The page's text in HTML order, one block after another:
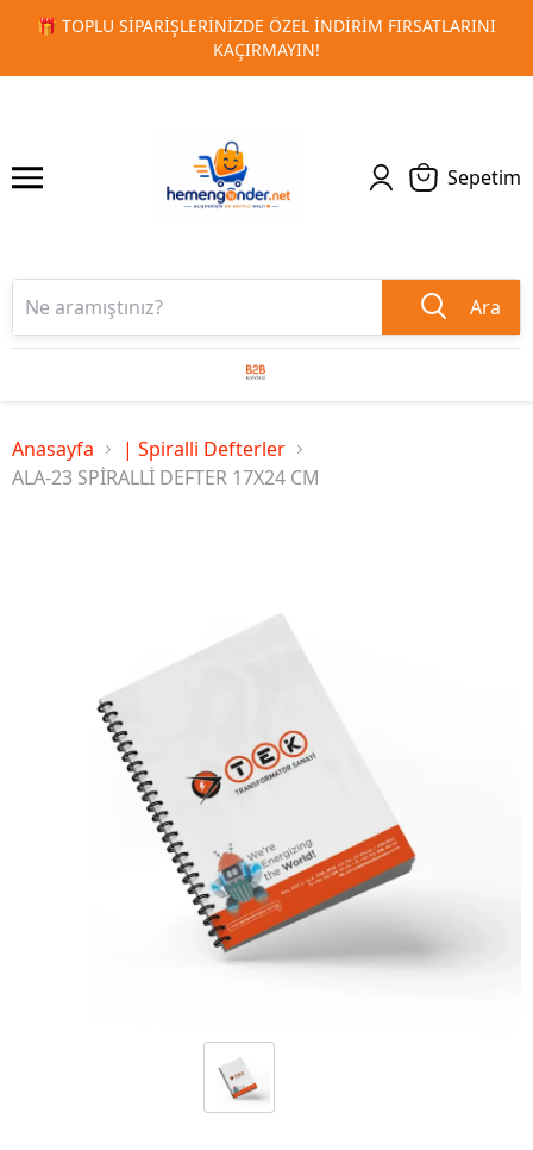
ÖZEL İNDIRIM FIRSATLARINI
🚀 KURUMSAL
1 2
Sepetim
Ara
Anasayfa
| Spiralli Defterler
ALA-23 SPİRALLİ DEFTER 17X24 CM